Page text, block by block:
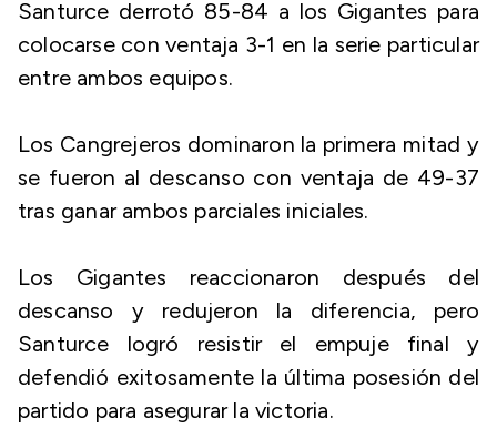
Santurce derrotó 85-84 a los Gigantes para
colocarse con ventaja 3-1 en la serie particular
entre ambos equipos.
Los Cangrejeros dominaron la primera mitad y
se fueron al descanso con ventaja de 49-37
tras ganar ambos parciales iniciales.
Los Gigantes reaccionaron después del
descanso y redujeron la diferencia, pero
Santurce logró resistir el empuje final y
defendió exitosamente la última posesión del
partido para asegurar la victoria.